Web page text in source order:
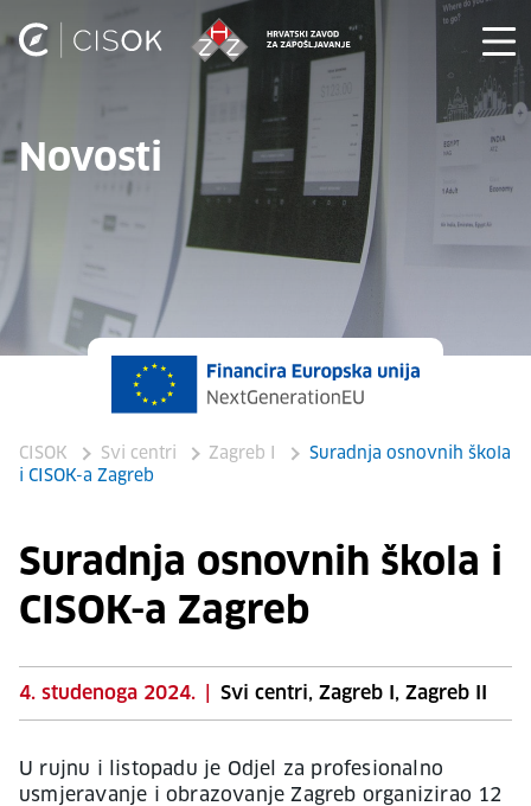
Novosti
CISOK Svi centri Zagreb I
Suradnja osnovnih škola
i CISOK-a Zagreb
Suradnja osnovnih škola i
CISOK-a Zagreb
4. studenoga 2024. Svi centri, Zagreb I, Zagreb II
U rujnu i listopadu je Odjel za profesionalno
usmjeravanje i obrazovanje Zagreb organizirao 12